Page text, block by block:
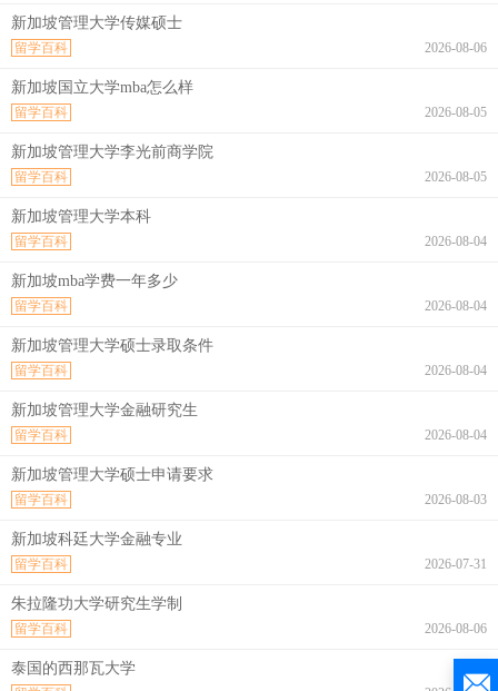
新加坡管理大学传媒硕士
2026-08-06
留学百科
新加坡国立大学mba怎么样
2026-08-05
留学百科
新加坡管理大学李光前商学院
2026-08-05
留学百科
新加坡管理大学本科
2026-08-04
留学百科
新加坡mba学费一年多少
2026-08-04
留学百科
新加坡管理大学硕士录取条件
2026-08-04
留学百科
新加坡管理大学金融研究生
2026-08-04
留学百科
新加坡管理大学硕士申请要求
2026-08-03
留学百科
新加坡科廷大学金融专业
2026-07-31
留学百科
朱拉隆功大学研究生学制
2026-08-06
留学百科
泰国的西那瓦大学